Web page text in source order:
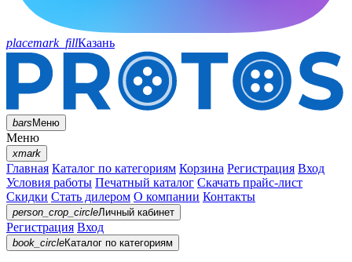
placemark_fillКазань
barsМеню
Меню
xmark
Главная Каталог по категориям Корзина Регистрация Вход
Условия работы Печатный каталог Скачать прайс-лист
Скидки Стать дилером О компании Контакты
person_crop_circleЛичный кабинет
Регистрация Вход
book_circleКаталог по категориям